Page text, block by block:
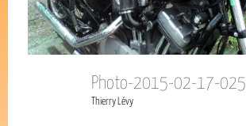
Photo-2015-02-17-025
Thierry Lévy